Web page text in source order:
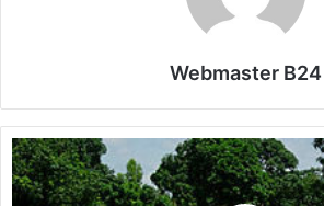
Webmaster B24
C
a
m